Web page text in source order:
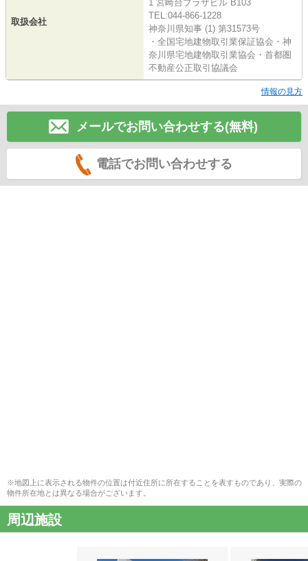
取扱会社
1 宮崎台プラザビル B103
TEL:044-866-1228
神奈川県知事 (1) 第31573号
・全国宅地建物取引業保証協会・神
奈川県宅地建物取引業協会・首都圏
不動産公正取引協議会
情報の見方
メールでお問い合わせする(無料)
電話でお問い合わせする
※地図上に表示される物件の位置は付近住所に所在することを表すものであり、実際の
物件所在地とは異なる場合がございます。
周辺施設